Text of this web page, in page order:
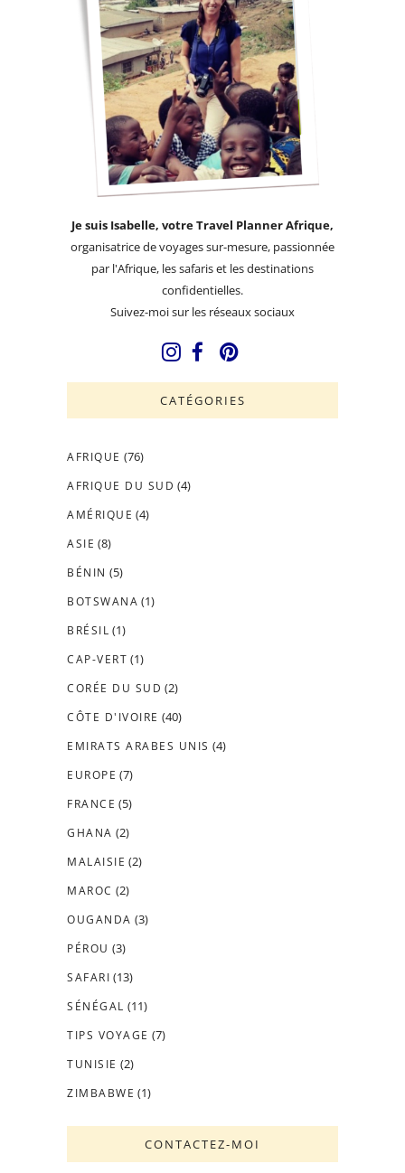
Je suis Isabelle, votre Travel Planner Afrique,
organisatrice de voyages sur-mesure, passionnée
par l'Afrique, les safaris et les destinations
confidentielles.
Suivez-moi sur les réseaux sociaux
CATÉGORIES
AFRIQUE (76)
AFRIQUE DU SUD (4)
AMÉRIQUE (4)
ASIE (8)
BÉNIN (5)
BOTSWANA (1)
BRÉSIL (1)
CAP-VERT (1)
CORÉE DU SUD (2)
CÔTE D'IVOIRE (40)
EMIRATS ARABES UNIS (4)
EUROPE (7)
FRANCE (5)
GHANA (2)
MALAISIE (2)
MAROC (2)
OUGANDA (3)
PÉROU (3)
SAFARI (13)
SÉNÉGAL (11)
TIPS VOYAGE (7)
TUNISIE (2)
ZIMBABWE (1)
CONTACTEZ-MOI